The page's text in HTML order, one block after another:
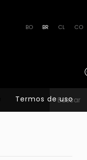
BO BR CL CO
Termos de uso